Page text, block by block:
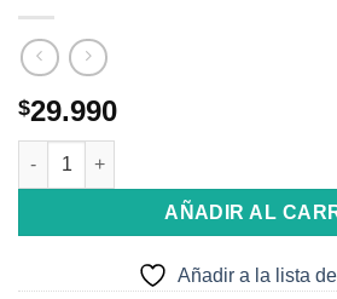
$29.990
Disfraz mago místico (8 A 10 AÑOS)
AÑADIR AL
Añadir a la lista